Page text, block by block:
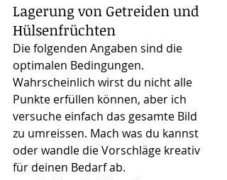
Lagerung von Getreiden und
Hülsenfrüchten
Die folgenden Angaben sind die
optimalen Bedingungen.
Wahrscheinlich wirst du nicht alle
Punkte erfüllen können, aber ich
versuche einfach das gesamte Bild
zu umreissen. Mach was du kannst
oder wandle die Vorschläge kreativ
für deinen Bedarf ab.